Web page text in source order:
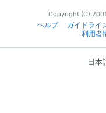
Copyright (C)
ヘルプ
ガイドライ
利用者
日本